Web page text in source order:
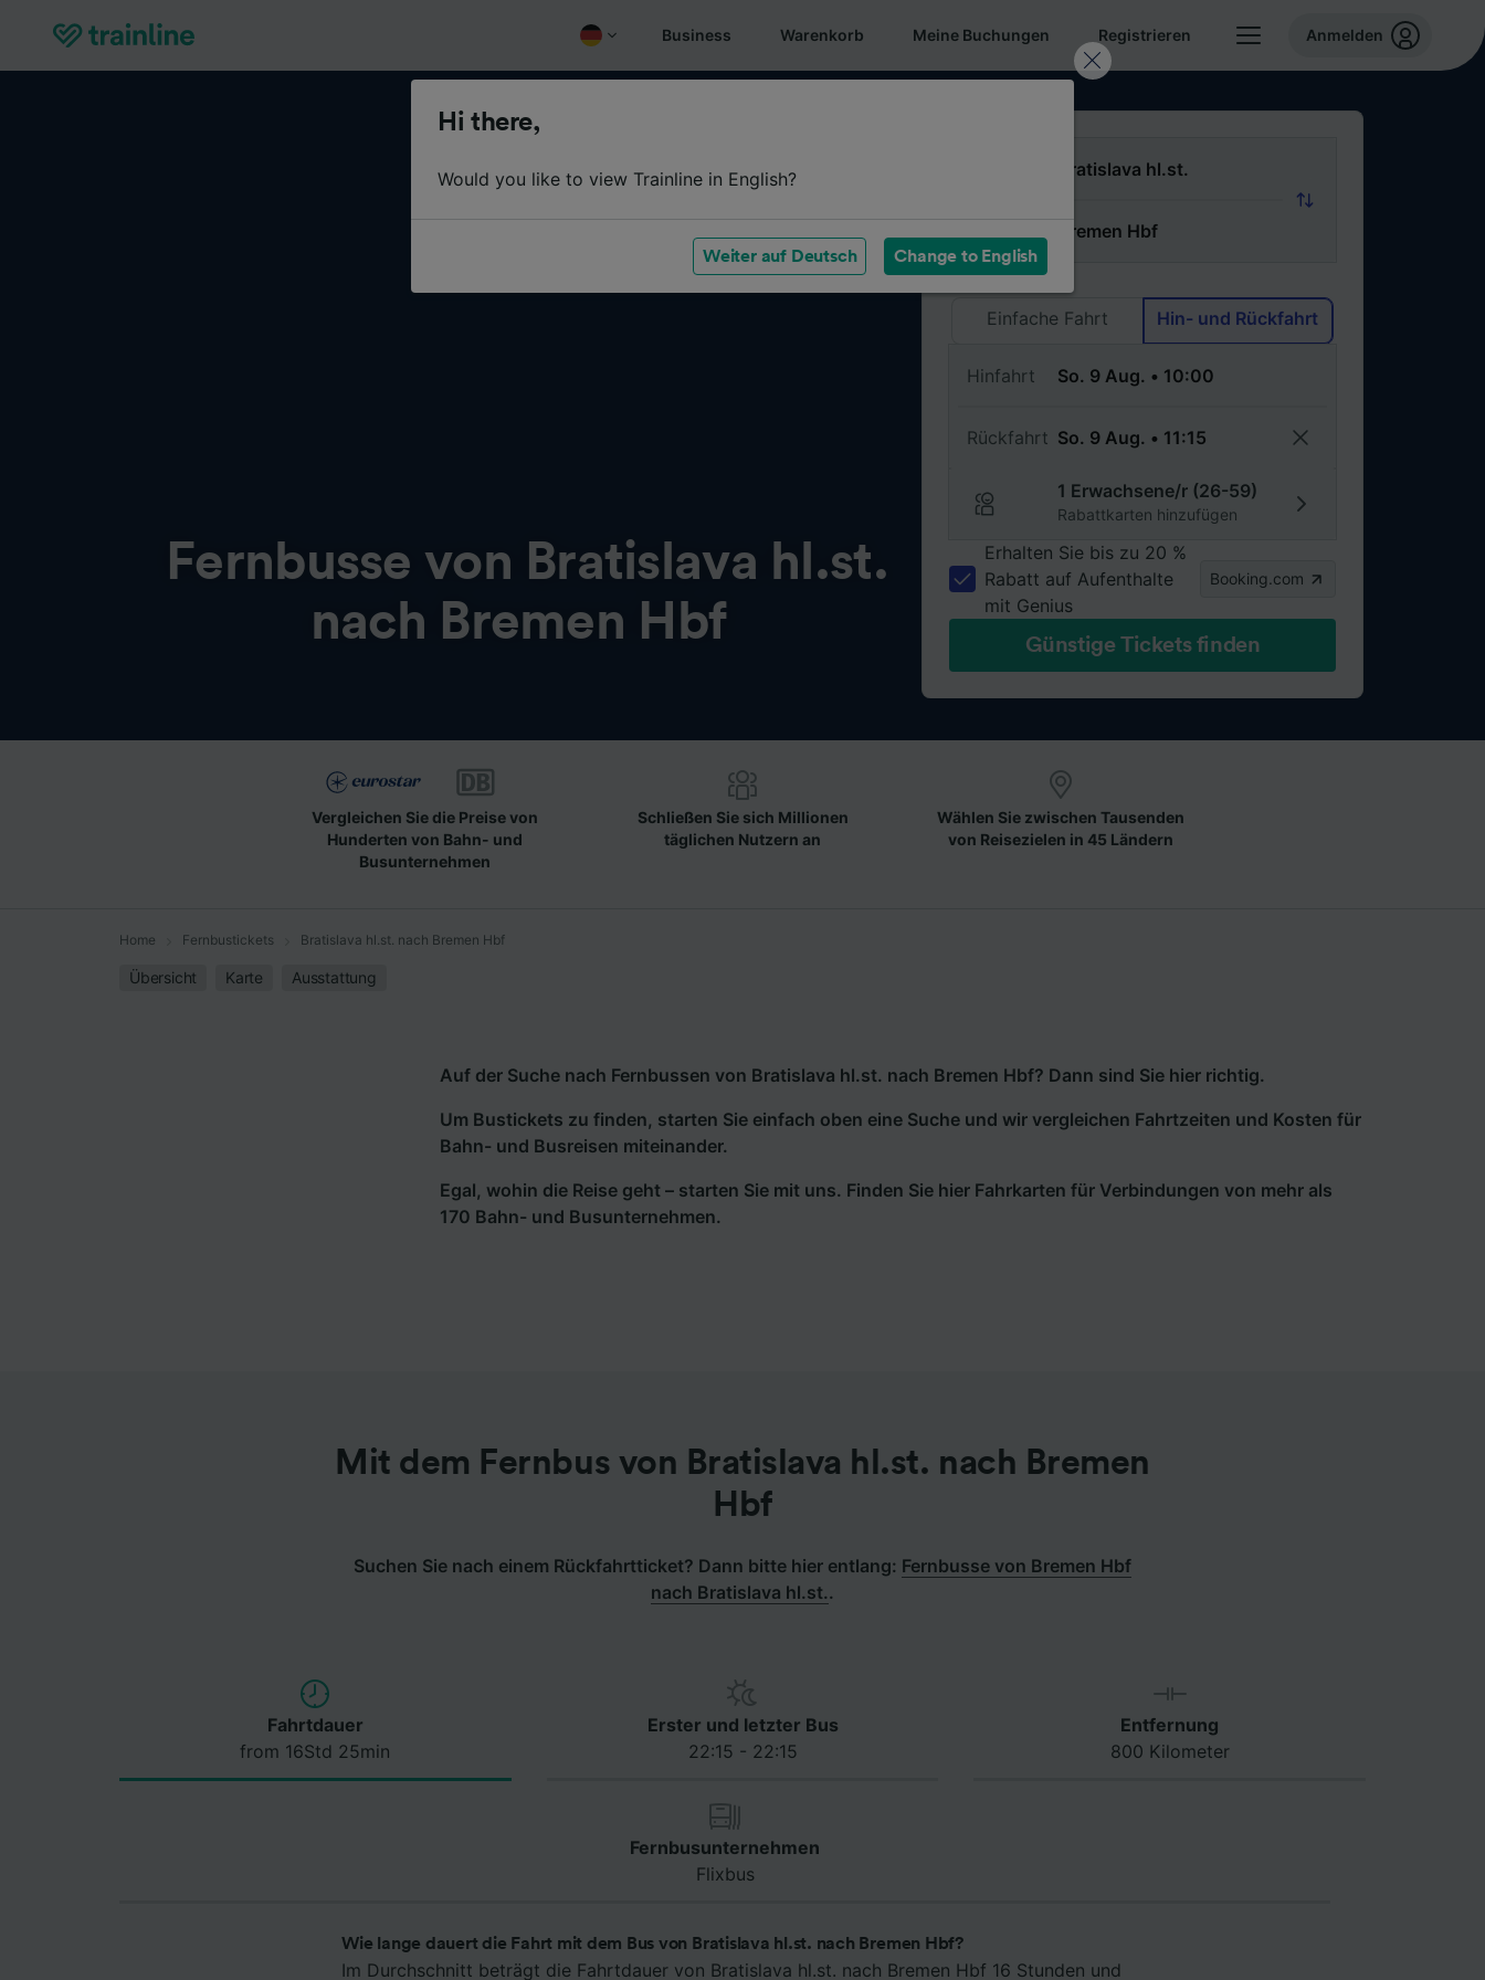
Business Warenkorb Meine Buchungen Registrieren Anmelden
Fernbusse von Bratislava hl.st.
nach Bremen Hbf
Via
Einfache Fahrt
Hin- und Rückfahrt
Hinfahrt
Rückfahrt
1 Erwachsene/r (26-59)
Rabattkarten hinzufügen
Erhalten Sie bis zu 20 %
Rabatt auf Aufenthalte
mit Genius
Booking.com
Günstige Tickets finden
Vergleichen Sie die Preise von
Hunderten von Bahn- und
Busunternehmen
Schließen Sie sich Millionen
täglichen Nutzern an
Wählen Sie zwischen Tausenden
von Reisezielen in 45 Ländern
Home Fernbustickets Bratislava hl.st. nach Bremen Hbf
Übersicht Karte Ausstattung
Auf der Suche nach Fernbussen von Bratislava hl.st. nach Bremen Hbf? Dann sind Sie hier richtig.
Um Bustickets zu finden, starten Sie einfach oben eine Suche und wir vergleichen Fahrtzeiten und Kosten für
Bahn- und Busreisen miteinander.
Egal, wohin die Reise geht – starten Sie mit uns. Finden Sie hier Fahrkarten für Verbindungen von mehr als
170 Bahn- und Busunternehmen.
Mit dem Fernbus von Bratislava hl.st. nach Bremen
Hbf
Suchen Sie nach einem Rückfahrtticket? Dann bitte hier entlang: Fernbusse von Bremen Hbf
nach Bratislava hl.st..
Fahrtdauer
from 16Std 25min
Erster und letzter Bus
22:15 - 22:15
Entfernung
800 Kilometer
Fernbusunternehmen
Flixbus
Wie lange dauert die Fahrt mit dem Bus von Bratislava hl.st. nach Bremen Hbf?
Im Durchschnitt beträgt die Fahrtdauer von Bratislava hl.st. nach Bremen Hbf 16 Stunden und
Hi there,
Would you like to view Trainline in English?
Weiter auf Deutsch Change to English